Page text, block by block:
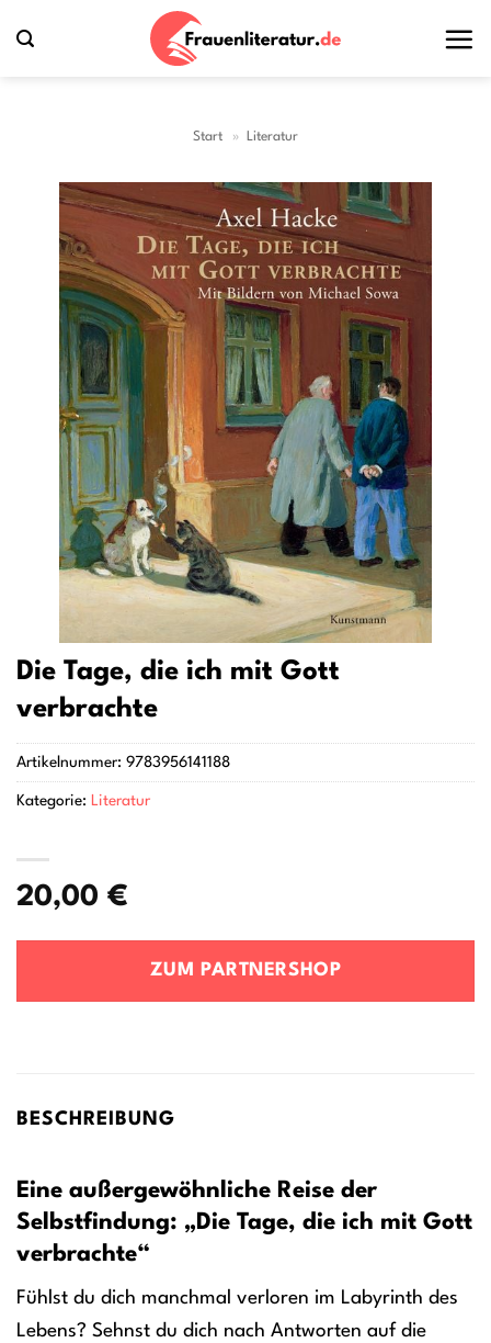
Inhalt
Start » Literatur
Die Tage, die ich mit Gott
verbrachte
20,00 €
ZUM PARTNERSHOP
Artikelnummer: 9783956141188
Kategorie: Literatur
BESCHREIBUNG
Eine außergewöhnliche Reise der
Selbstfindung: „Die Tage, die ich mit Gott
verbrachte“
Fühlst du dich manchmal verloren im Labyrinth des
Lebens? Sehnst du dich nach Antworten auf die